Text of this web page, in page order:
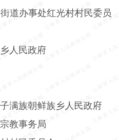
道办事处红光村村民委员
人民政府
满族朝鲜族乡人民政府
教事务局